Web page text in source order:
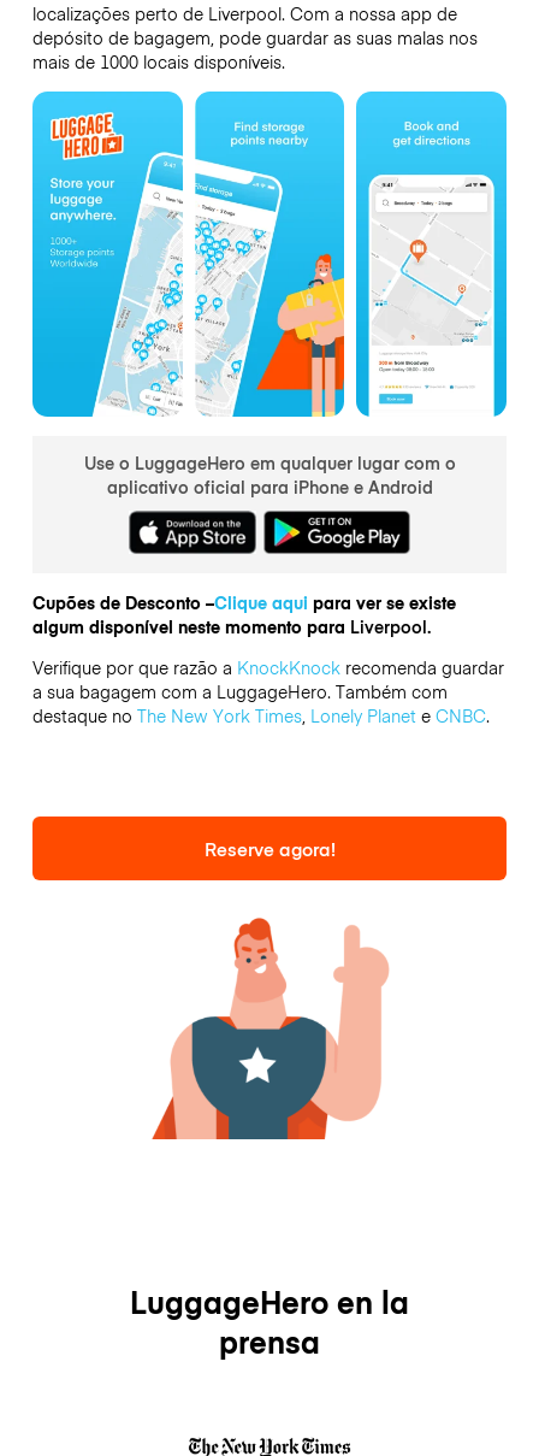
localizações perto de Liverpool. Com a nossa app de
depósito de bagagem, pode guardar as suas malas nos
mais de 1000 locais disponíveis.
Use o LuggageHero em qualquer lugar com o
aplicativo oficial para iPhone e Android
Cupões de Desconto –Clique aqui para ver se existe
algum disponível neste momento para Liverpool.
Verifique por que razão a KnockKnockrecomenda guardar
a sua bagagem com a LuggageHero. Também com
destaque no The New York Times, Lonely Planete CNBC.
Reserve agora!
LuggageHero en la
prensa